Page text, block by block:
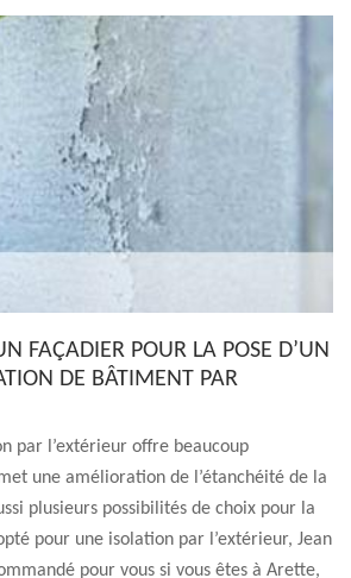
FAÇADIER POUR LA POSE D’UN
DE BÂTIMENT PAR
par l’extérieur offre beaucoup
une amélioration de l’étanchéité de la
plusieurs possibilités de choix pour la
pour une isolation par l’extérieur, Jean
pour vous si vous êtes à Arette,